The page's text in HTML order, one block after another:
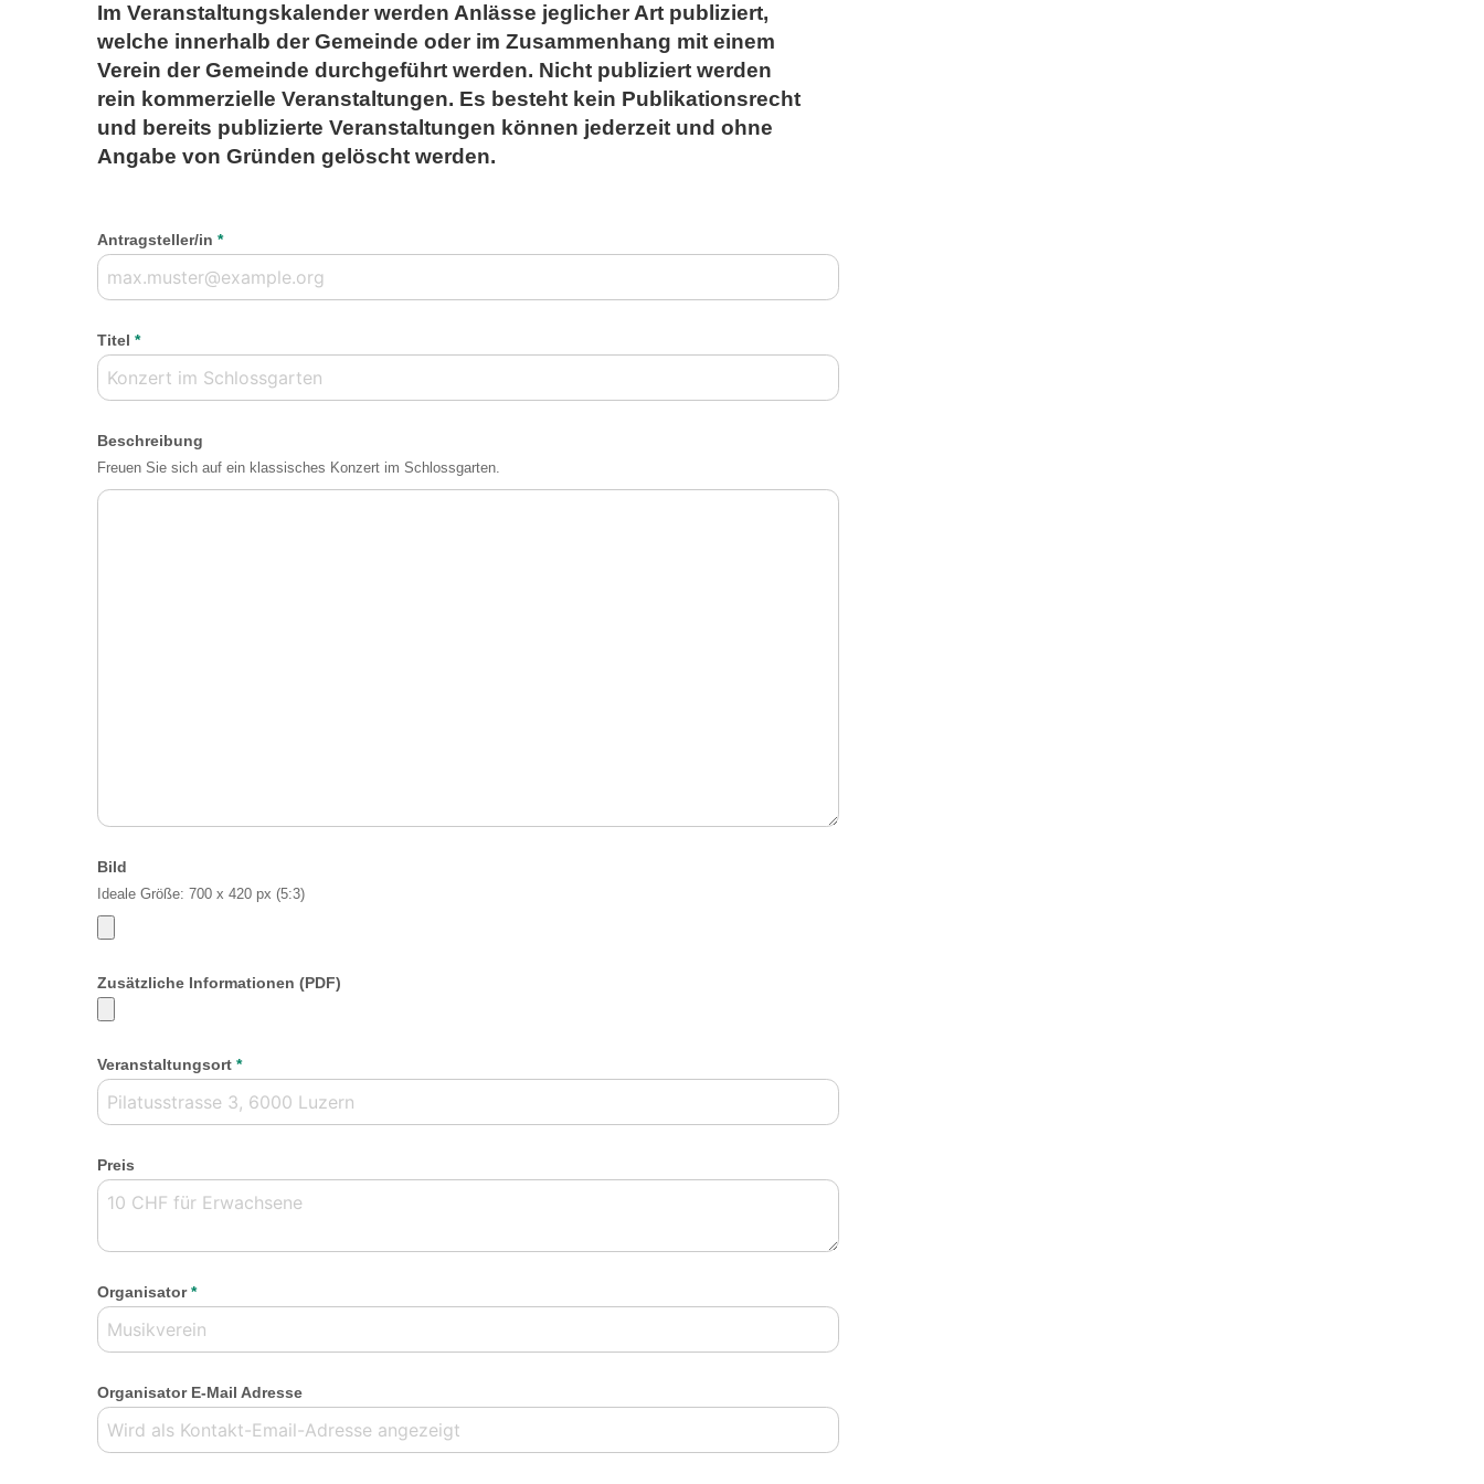
Im Veranstaltungskalender werden Anlässe jeglicher Art publiziert,
welche innerhalb der Gemeinde oder im Zusammenhang mit einem
Verein der Gemeinde durchgeführt werden. Nicht publiziert werden
rein kommerzielle Veranstaltungen. Es besteht kein Publikationsrecht
und bereits publizierte Veranstaltungen können jederzeit und ohne
Angabe von Gründen gelöscht werden.
Antragsteller/in *
Titel *
Beschreibung
Freuen Sie sich auf ein klassisches Konzert im Schlossgarten.
Bild
Ideale Größe: 700 x 420 px (5:3)
Zusätzliche Informationen (PDF)
Veranstaltungsort *
Preis
Organisator *
Organisator E-Mail Adresse